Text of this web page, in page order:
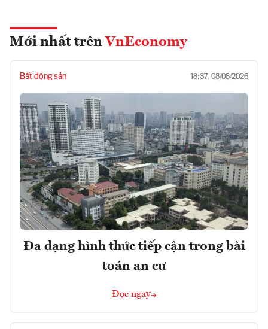
Mới nhất trên VnEconomy
Bất động sản 18:37, 08/08/2026
Đa dạng hình thức tiếp cận trong bài
toán an cư
Đọc ngay